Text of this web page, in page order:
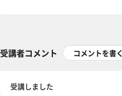
受講者コメント コメントを書く
受講しました